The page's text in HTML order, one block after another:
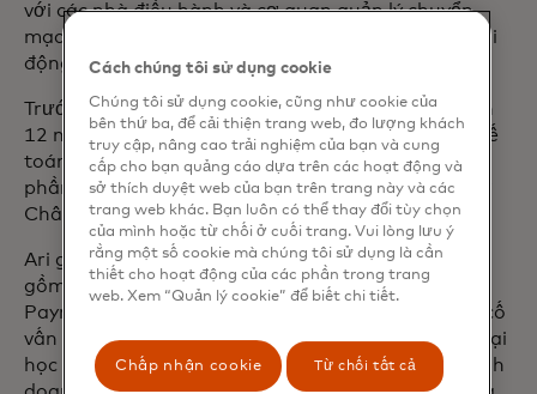
với các nhà điều hành và cơ quan quản lý chuyển
mạch trong nước, do đó tạo ra một hệ sinh thái sôi
động hơn nhiều về tổng thể.
Trước khi gia nhập Mastercard, Ari đã trải qua hơn
12 năm với GE trong nhiều vai trò cấp cao trong kế
toán, kiểm toán, tài chính doanh nghiệp và vốn cổ
phần tư nhân trên một số thị trường trọng điểm ở
Châu Mỹ, Châu Âu và Châu Á Thái Bình Dương.
Ari giữ một số vị trí trong hội đồng quản trị, bao
gồm Giám đốc Hội đồng quản trị độc lập của Airtel
Payments Bank Limited ở Ấn Độ, Thành viên Ban cố
vấn của Trường Kinh doanh Lee Kong Chian của Đại
học Quản lý Singapore và Thành viên Hội đồng Kinh
Cách chúng tôi sử dụng cookie
Chúng tôi sử dụng cookie, cũng như cookie của
bên thứ ba, để cải thiện trang web, đo lượng khách
truy cập, nâng cao trải nghiệm của bạn và cung
cấp cho bạn quảng cáo dựa trên các hoạt động và
sở thích duyệt web của bạn trên trang này và các
trang web khác. Bạn luôn có thể thay đổi tùy chọn
của mình hoặc từ chối ở cuối trang. Vui lòng lưu ý
rằng một số cookie mà chúng tôi sử dụng là cần
thiết cho hoạt động của các phần trong trang
web. Xem “Quản lý cookie” để biết chi tiết.
Chấp nhận cookie Từ chối tất cả